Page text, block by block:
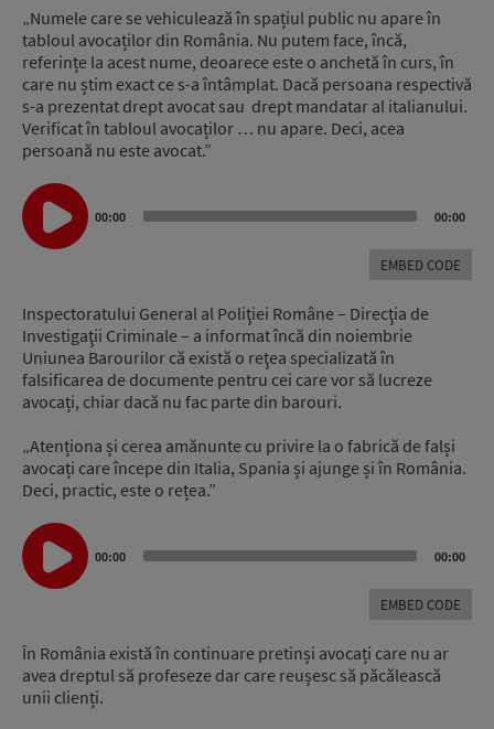
„Numele care se vehiculează în spațiul public nu apare în
tabloul avocaților din România. Nu putem face, încă,
referințe la acest nume, deoarece este o anchetă în curs, în
care nu știm exact ce s-a întâmplat. Dacă persoana respectivă
s-a prezentat drept avocat sau drept mandatar al italianului.
Verificat în tabloul avocaților … nu apare. Deci, acea
persoană nu este avocat.”
Audio
Player
00:00 00:00
EMBED CODE
Inspectoratului General al Poliţiei Române – Direcţia de
Investigaţii Criminale – a informat încă din noiembrie
Uniunea Barourilor că există o reţea specializată în
falsificarea de documente pentru cei care vor să lucreze
avocați, chiar dacă nu fac parte din barouri.
„Atenționa și cerea amănunte cu privire la o fabrică de falși
avocați care începe din Italia, Spania și ajunge și în România.
Deci, practic, este o rețea.”
Audio
Player
00:00 00:00
EMBED CODE
În România există în continuare pretinși avocați care nu ar
avea dreptul să profeseze dar care reușesc să păcălească
unii clienți.